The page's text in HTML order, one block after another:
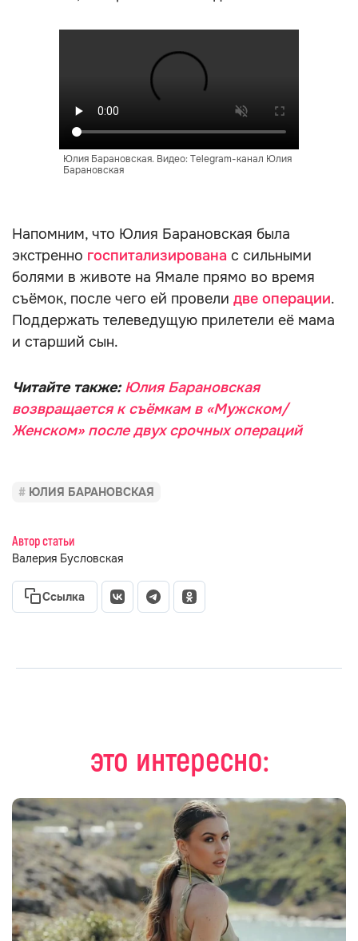
Юлия Барановская. Видео: Telegram-канал Юлия
Барановская
Напомним, что Юлия Барановская была
экстренно госпитализирована с сильными
болями в животе на Ямале прямо во время
съёмок, после чего ей провели две операции.
Поддержать телеведущую прилетели её мама
и старший сын.
Читайте также: Юлия Барановская
возвращается к съёмкам в «Мужском/
Женском» после двух срочных операций
ЮЛИЯ БАРАНОВСКАЯ
Автор статьи
Валерия Бусловская
Ссылка
это интересно: